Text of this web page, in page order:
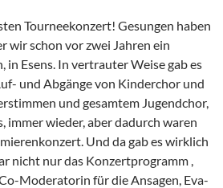
Tourneekonzert! Gesungen haben
wir schon vor zwei Jahren ein
in Esens. In vertrauter Weise gab es
und Abgänge von Kinderchor und
und gesamtem Jugendchor,
wieder, aber dadurch waren
Und da gab es wirklich
nicht nur das Konzertprogramm ,
Moderatorin für die Ansagen, Eva-